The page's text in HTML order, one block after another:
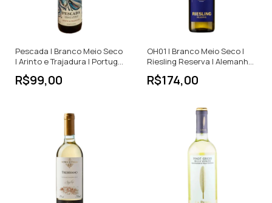
Pescada | Branco Meio Seco
| Arinto e Trajadura | Portugal
| 750ml
R$99,00
OH01 | Branco Meio Seco |
Riesling Reserva | Alemanha |
750ml
R$174,00